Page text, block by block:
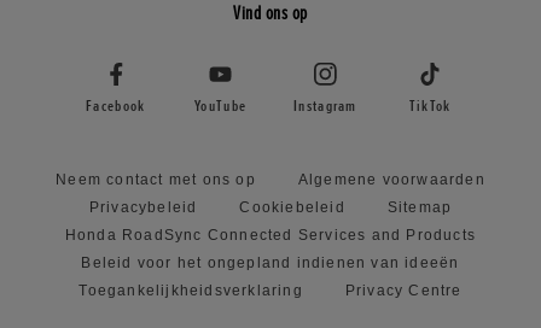
Vind ons op
Facebook YouTube Instagram TikTok
Neem contact met ons op
Algemene voorwaarden
Privacybeleid
Cookiebeleid
Sitemap
Honda RoadSync Connected Services and Products
Beleid voor het ongepland indienen van ideeën
Toegankelijkheidsverklaring
Privacy Centre